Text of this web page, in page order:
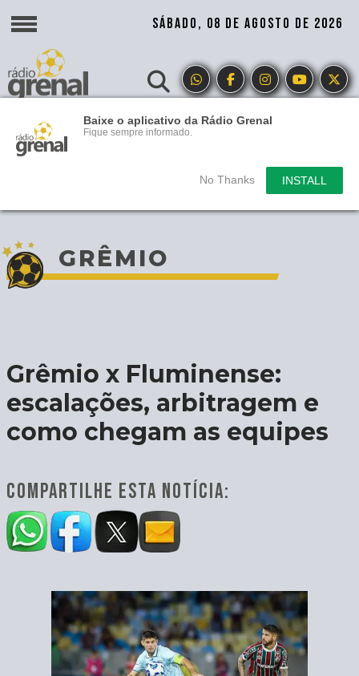
Baixe o aplicativo da Rádio Grenal
Fique sempre informado.
No Thanks INSTALL
SÁBADO, 08 DE AGOSTO DE 2026
GRÊMIO
Grêmio x Fluminense:
escalações, arbitragem e
como chegam as equipes
COMPARTILHE ESTA NOTÍCIA: